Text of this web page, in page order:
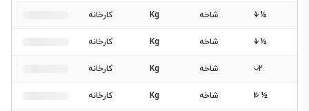
¼ 1 شاخه Kg کارخانه
½ 1 شاخه Kg کارخانه
2 شاخه Kg کارخانه
½ 2 شاخه Kg کارخانه